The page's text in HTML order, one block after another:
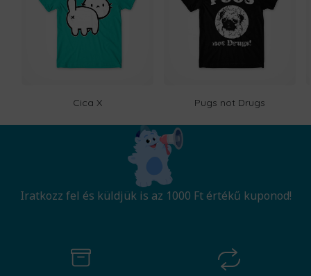
Cica X Pugs not Drugs
Iratkozz fel és küldjük is az 1000 Ft értékű kuponod!